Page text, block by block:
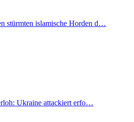
stürmten islamische Horden d…
Ukraine attackiert erfo…